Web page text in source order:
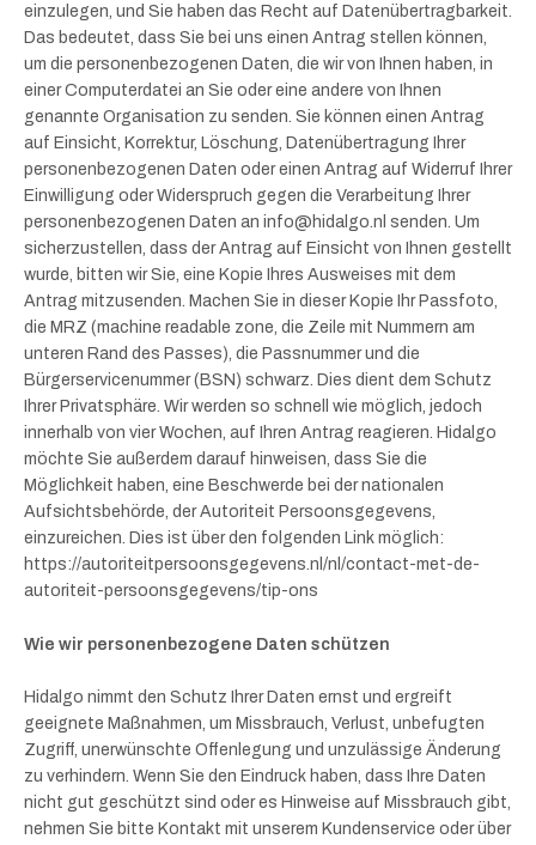
einzulegen, und Sie haben das Recht auf Datenübertragbarkeit.
Das bedeutet, dass Sie bei uns einen Antrag stellen können,
um die personenbezogenen Daten, die wir von Ihnen haben, in
einer Computerdatei an Sie oder eine andere von Ihnen
genannte Organisation zu senden. Sie können einen Antrag
auf Einsicht, Korrektur, Löschung, Datenübertragung Ihrer
personenbezogenen Daten oder einen Antrag auf Widerruf Ihrer
Einwilligung oder Widerspruch gegen die Verarbeitung Ihrer
personenbezogenen Daten an info@hidalgo.nl senden. Um
sicherzustellen, dass der Antrag auf Einsicht von Ihnen gestellt
wurde, bitten wir Sie, eine Kopie Ihres Ausweises mit dem
Antrag mitzusenden. Machen Sie in dieser Kopie Ihr Passfoto,
die MRZ (machine readable zone, die Zeile mit Nummern am
unteren Rand des Passes), die Passnummer und die
Bürgerservicenummer (BSN) schwarz. Dies dient dem Schutz
Ihrer Privatsphäre. Wir werden so schnell wie möglich, jedoch
innerhalb von vier Wochen, auf Ihren Antrag reagieren. Hidalgo
möchte Sie außerdem darauf hinweisen, dass Sie die
Möglichkeit haben, eine Beschwerde bei der nationalen
Aufsichtsbehörde, der Autoriteit Persoonsgegevens,
einzureichen. Dies ist über den folgenden Link möglich:
https://autoriteitpersoonsgegevens.nl/nl/contact-met-de-
autoriteit-persoonsgegevens/tip-ons
Wie wir personenbezogene Daten schützen
Hidalgo nimmt den Schutz Ihrer Daten ernst und ergreift
geeignete Maßnahmen, um Missbrauch, Verlust, unbefugten
Zugriff, unerwünschte Offenlegung und unzulässige Änderung
zu verhindern. Wenn Sie den Eindruck haben, dass Ihre Daten
nicht gut geschützt sind oder es Hinweise auf Missbrauch gibt,
nehmen Sie bitte Kontakt mit unserem Kundenservice oder über